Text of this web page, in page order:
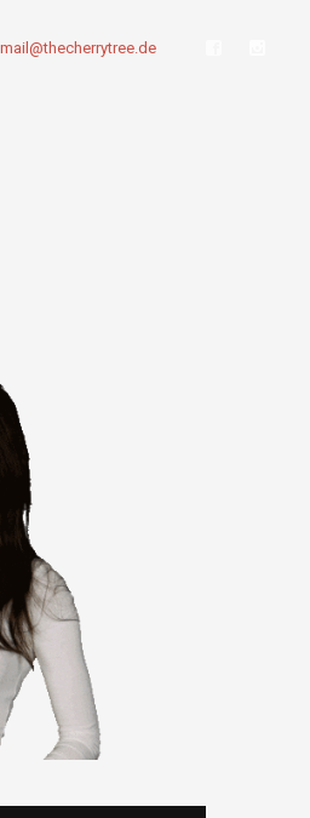
mail@thecherrytree.de